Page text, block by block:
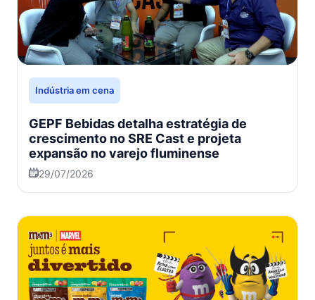
Indústria em cena
GEPF Bebidas detalha estratégia de
crescimento no SRE Cast e projeta
expansão no varejo fluminense
29/07/2026